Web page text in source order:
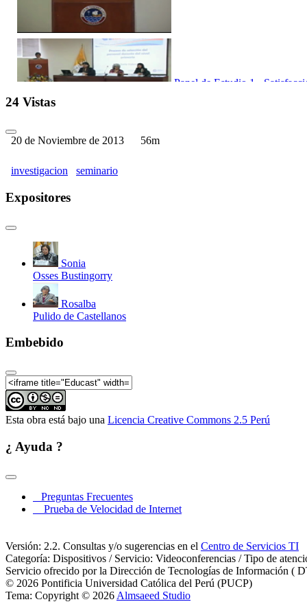
Panel de Estudio 1 -
Panel de Estudio 2 - Ronda de
24 Vistas
20 de Noviembre de 2013 56m
investigacion seminario
Expositores
Sonia
Osses Bustingorry
Rosalba
Pulido de Castellanos
Embebido
Esta obra está bajo una Licencia Creative Commons 2.5 Perú
¿ Ayuda ?
Preguntas Frecuentes
Prueba de Velocidad de Internet
Versión: 2.2. Consultas y/o sugerencias en el Centro de Servicios TI
Categoría: Dispositivos / Servicio: Videoconferencias / Tipo de
Servicio ofrecido por la Dirección de Tecnologías de Información (
© 2026 Pontificia Universidad Católica del Perú (PUCP)
Tema: Copyright © 2026 Almsaeed Studio